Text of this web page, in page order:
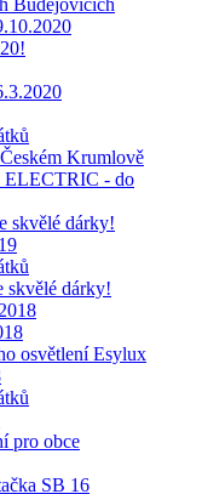
Budějovicích
Krumlově
- do
skvělé dárky!
skvělé dárky!
osvětlení Esylux
pro obce
SB 16